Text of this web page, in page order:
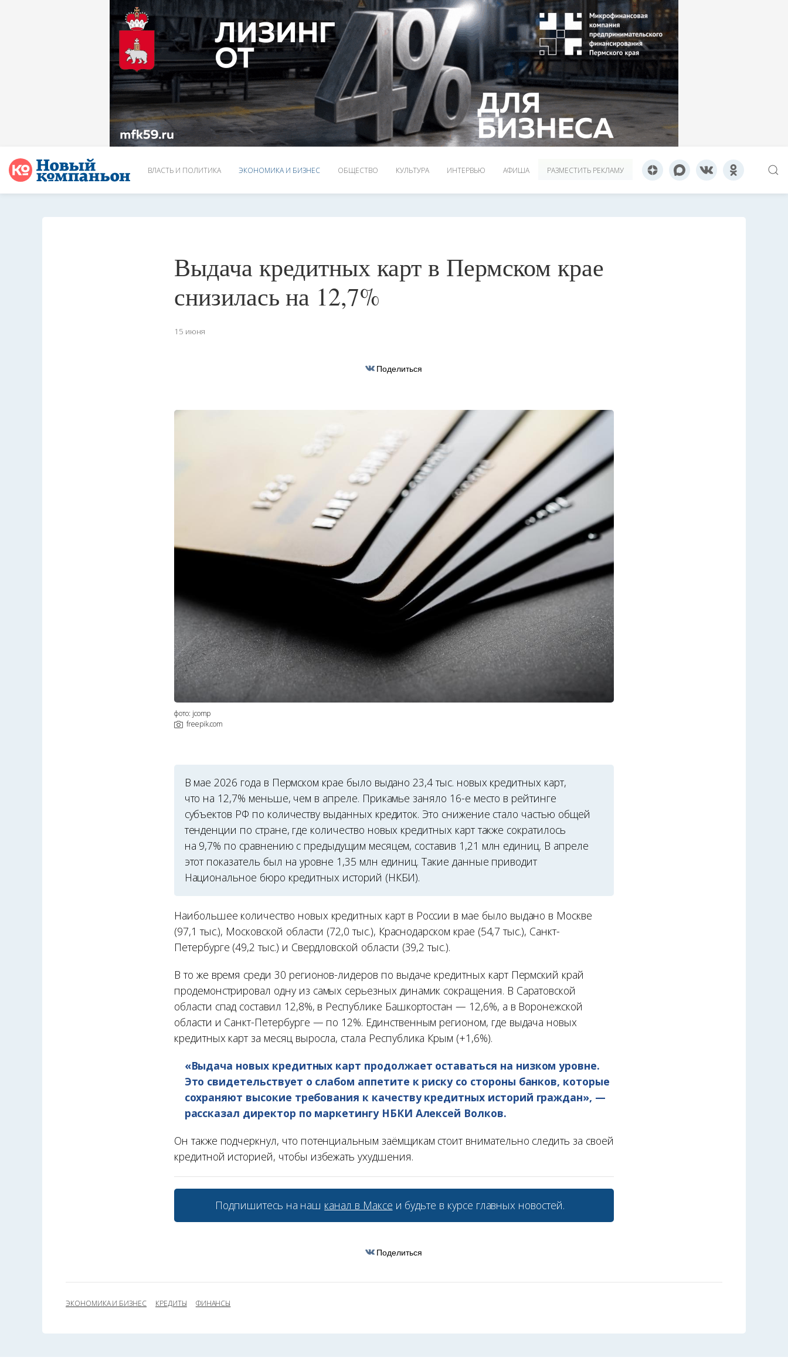
ВЛАСТЬ И ПОЛИТИКА ЭКОНОМИКА И БИЗНЕС ОБЩЕСТВО КУЛЬТУРА ИНТЕРВЬЮ АФИША РАЗМЕСТИТЬ РЕКЛАМУ
Выдача кредитных карт в Пермском крае
снизилась на 12,7%
15 июня
Поделиться
фото: jcomp
freepik.com
В мае 2026 года в Пермском крае было выдано 23,4 тыс. новых кредитных карт,
что на 12,7% меньше, чем в апреле. Прикамье заняло 16-е место в рейтинге
субъектов РФ по количеству выданных кредиток. Это снижение стало частью общей
тенденции по стране, где количество новых кредитных карт также сократилось
на 9,7% по сравнению с предыдущим месяцем, составив 1,21 млн единиц. В апреле
этот показатель был на уровне 1,35 млн единиц. Такие данные приводит
Национальное бюро кредитных историй (НКБИ).
Наибольшее количество новых кредитных карт в России в мае было выдано в Москве
(97,1 тыс.), Московской области (72,0 тыс.), Краснодарском крае (54,7 тыс.), Санкт-
Петербурге (49,2 тыс.) и Свердловской области (39,2 тыс.).
В то же время среди 30 регионов-лидеров по выдаче кредитных карт Пермский край
продемонстрировал одну из самых серьезных динамик сокращения. В Саратовской
области спад составил 12,8%, в Республике Башкортостан — 12,6%, а в Воронежской
области и Санкт-Петербурге — по 12%. Единственным регионом, где выдача новых
кредитных карт за месяц выросла, стала Республика Крым (+1,6%).
«Выдача новых кредитных карт продолжает оставаться на низком уровне.
Это свидетельствует о слабом аппетите к риску со стороны банков, которые
сохраняют высокие требования к качеству кредитных историй граждан», —
рассказал директор по маркетингу НБКИ Алексей Волков.
Он также подчеркнул, что потенциальным заёмщикам стоит внимательно следить за своей
кредитной историей, чтобы избежать ухудшения.
Подпишитесь на наш канал в Максе и будьте в курсе главных новостей.
Поделиться
ЭКОНОМИКА И БИЗНЕС КРЕДИТЫ ФИНАНСЫ